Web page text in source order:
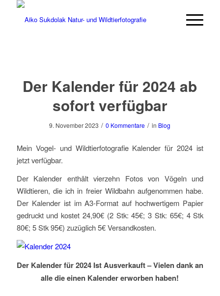
Der Kalender für 2024 ab
sofort verfügbar
9. November 2023 / 0 Kommentare / in Blog
Mein Vogel- und Wildtierfotografie Kalender für 2024 ist
jetzt verfügbar.
Der Kalender enthält vierzehn Fotos von Vögeln und
Wildtieren, die ich in freier Wildbahn aufgenommen habe.
Der Kalender ist im A3-Format auf hochwertigem Papier
gedruckt und kostet 24,90€ (2 Stk: 45€; 3 Stk: 65€; 4 Stk
80€; 5 Stk 95€) zuzüglich 5€ Versandkosten.
Der Kalender für 2024 Ist Ausverkauft – Vielen dank an
alle die einen Kalender erworben haben!